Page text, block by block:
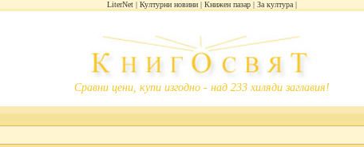
LiterNet Културни новини Книжен пазар За култура
Сравни цени, купи изгодно - над 233 хиляди заглавия!